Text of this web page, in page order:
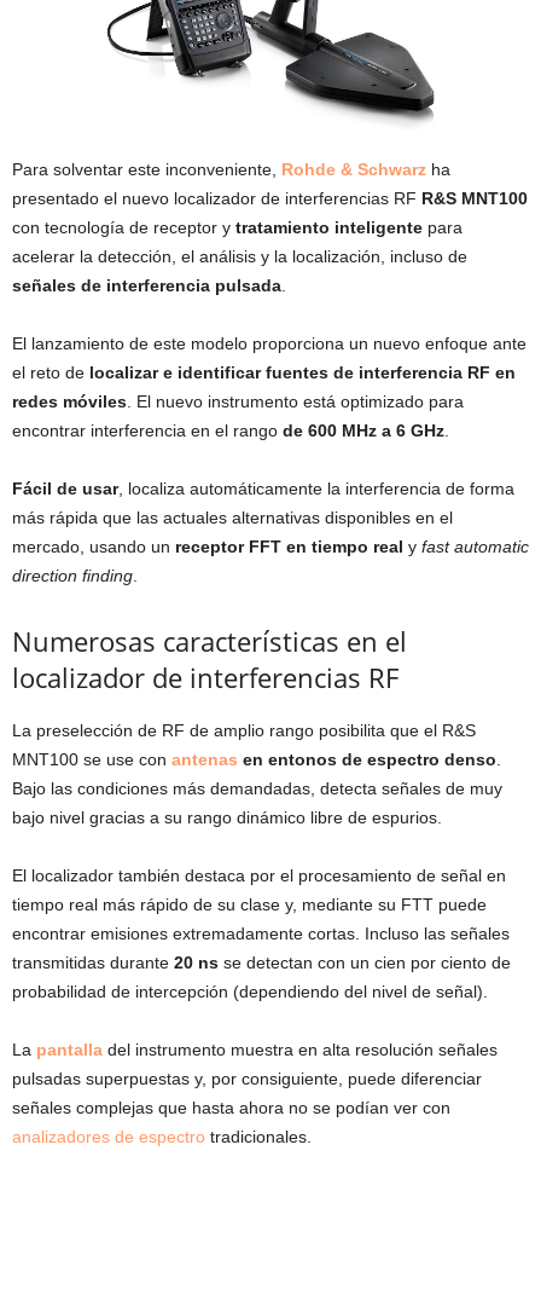
Para solventar este inconveniente, Rohde & Schwarz ha
presentado el nuevo localizador de interferencias RF R&S MNT100
con tecnología de receptor y tratamiento inteligente para
acelerar la detección, el análisis y la localización, incluso de
señales de interferencia pulsada
El lanzamiento de este modelo proporciona un nuevo enfoque ante
el reto de localizar e identificar fuentes de interferencia RF en
redes móviles . El nuevo instrumento está optimizado para
encontrar interferencia en el rango de 600 MHz a 6 GHz
Fácil de usar, localiza automáticamente la interferencia de forma
más rápida que las actuales alternativas disponibles en el
mercado, usando un receptor FFT en tiempo real y fast automatic
direction finding
Numerosas características en el
localizador de interferencias RF
La preselección de RF de amplio rango posibilita que el R&S
MNT100 se use con antenas en entonos de espectro denso
Bajo las condiciones más demandadas, detecta señales de muy
bajo nivel gracias a su rango dinámico libre de espurios.
El localizador también destaca por el procesamiento de señal en
tiempo real más rápido de su clase y, mediante su FTT puede
encontrar emisiones extremadamente cortas. Incluso las señales
transmitidas durante 20 ns se detectan con un cien por ciento de
probabilidad de intercepción (dependiendo del nivel de señal).
La pantalla del instrumento muestra en alta resolución señales
pulsadas superpuestas y, por consiguiente, puede diferenciar
señales complejas que hasta ahora no se podían ver con
analizadores de espectro tradicionales.